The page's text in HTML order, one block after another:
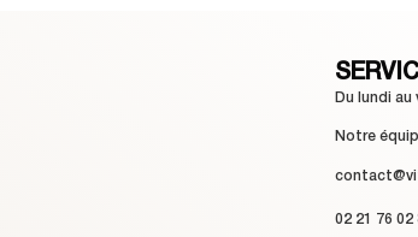
Du lundi au
Notre
02 21 76 02